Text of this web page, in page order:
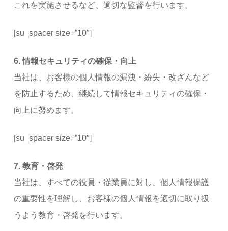
これを実施させるなど、適切な監督を行います。
[su_spacer size=”10″]
6. 情報セキュリティの確保・向上
当社は、お客様の個人情報の漏洩・紛失・改ざんなど
を防止するため、継続して情報セキュリティの確保・
向上に努めます。
[su_spacer size=”10″]
7. 教育・啓発
当社は、すべての役員・従業員に対し、個人情報保護
の重要性を理解し、お客様の個人情報を適切に取り扱
うよう教育・啓発を行います。